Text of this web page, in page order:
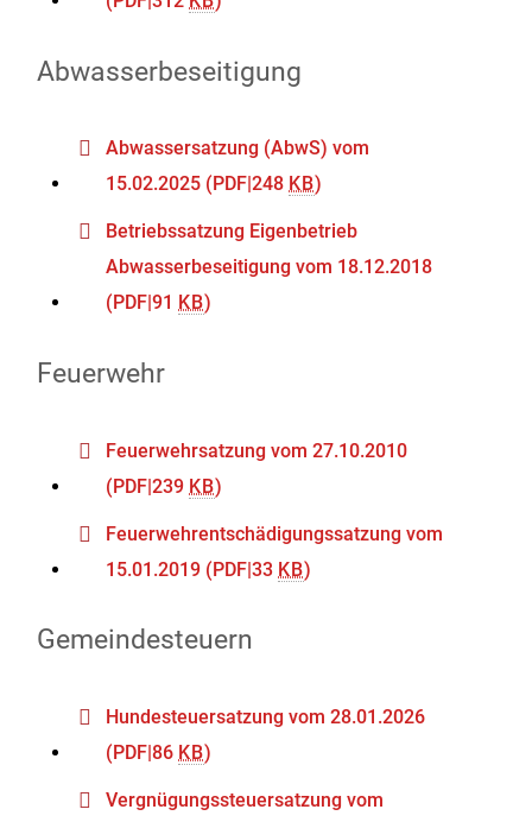
Abwasserbeseitigung
Abwassersatzung (AbwS) vom
15.02.2025 (PDF|248 KB)
Betriebssatzung Eigenbetrieb
Abwasserbeseitigung vom 18.12.2018
(PDF|91 KB)
Feuerwehr
Feuerwehrsatzung vom 27.10.2010
(PDF|239 KB)
Feuerwehrentschädigungssatzung vom
15.01.2019 (PDF|33 KB)
Gemeindesteuern
Hundesteuersatzung vom 28.01.2026
(PDF|86 KB)
Vergnügungssteuersatzung vom